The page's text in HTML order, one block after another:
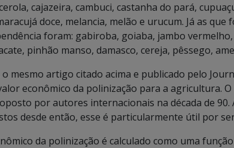
cajazeira, cambuci, castanha do pará,
doce, melancia, melão e urucum. Já as
foram: gabiroba, goiaba, jambo
pinhão manso, damasco, cereja, pêssego,
o mesmo artigo citado acima e publicado pelo
econômico da polinização para a agricultura.
por autores internacionais na década de
desde então, esse é particularmente útil por
da polinização é calculado como uma